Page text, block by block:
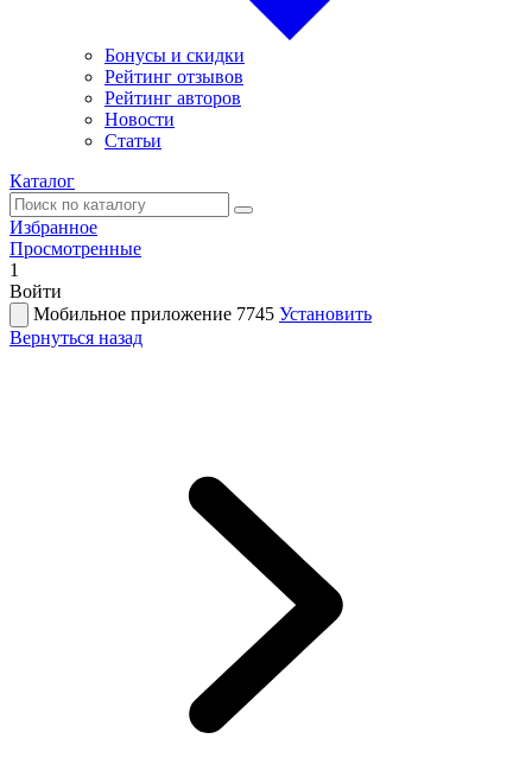
Бонусы и скидки
Рейтинг отзывов
Рейтинг авторов
Новости
Статьи
Каталог
Избранное
Просмотренные
1
Войти
Мобильное приложение 7745 Установить
Вернуться назад